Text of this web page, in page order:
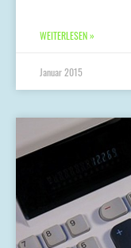
WEITERLESEN »
Januar 2015